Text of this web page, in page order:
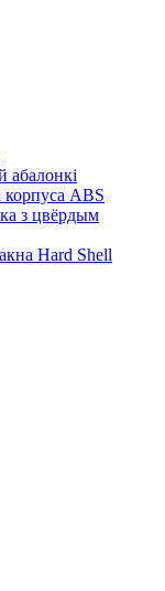
абалонкі
корпуса ABS
з цвёрдым
Hard Shell